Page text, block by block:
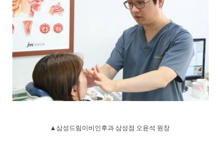
▲삼성드림이비인후과 삼성점 오윤석 원장